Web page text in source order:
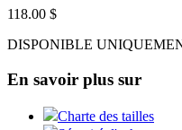
118.00 $
DISPONIBLE
En savoir plus sur
Charte des tailles